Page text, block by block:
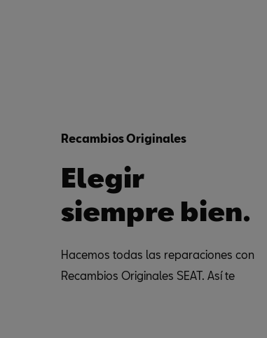
Recambios Originales
Elegir
siempre bien.
Hacemos todas las reparaciones con
Recambios Originales SEAT. Así te